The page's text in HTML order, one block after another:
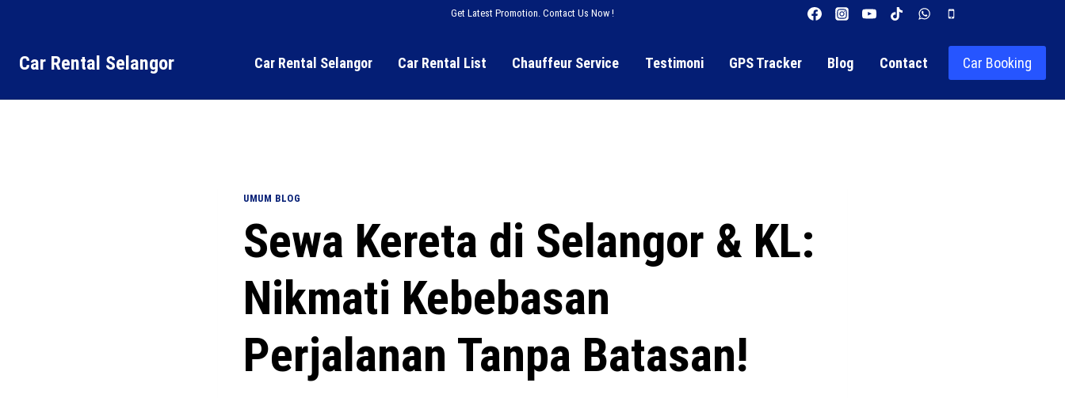
Get Latest Promotion. Contact Us Now !
Car Rental Selangor Car Rental Selangor Car Rental List Chauffeur Service Testimoni GPS Tracker Blog Contact Car Booking
UMUM BLOG
Sewa Kereta di Selangor & KL:
Nikmati Kebebasan
Perjalanan Tanpa Batasan!